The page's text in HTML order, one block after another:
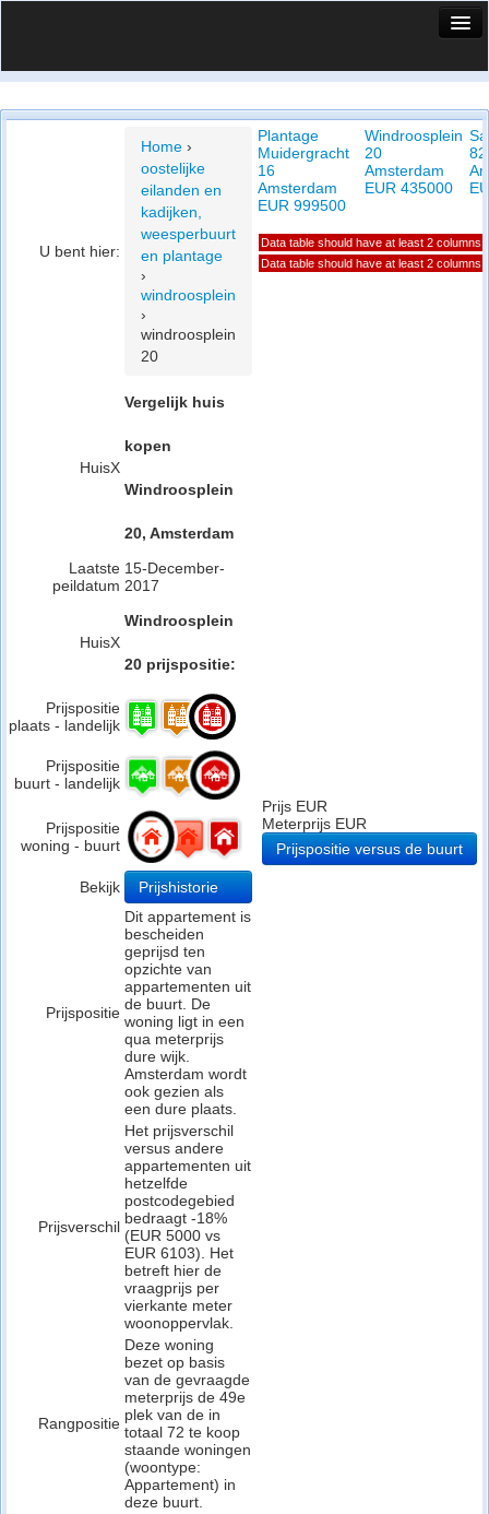
Vergelijk prijsposities - wijk
U bent hier:
Home ›
oostelijke
eilanden en
kadijken,
weesperbuurt
en plantage
›
windroosplein
›
windroosplein
20
HuisX
Vergelijk huis
kopen
Windroosplein
20, Amsterdam
Laatste
peildatum
15-December-
2017
HuisX
Windroosplein
20 prijspositie:
Prijspositie
plaats - landelijk
Prijspositie
buurt - landelijk
Prijspositie
woning - buurt
Bekijk Prijshistorie
Prijspositie
Dit appartement is
bescheiden
geprijsd ten
opzichte van
appartementen uit
de buurt. De
woning ligt in een
qua meterprijs
dure wijk.
Amsterdam wordt
ook gezien als
een dure plaats.
Prijsverschil
Het prijsverschil
versus andere
appartementen uit
hetzelfde
postcodegebied
bedraagt -18%
(EUR 5000 vs
EUR 6103). Het
betreft hier de
vraagprijs per
vierkante meter
woonoppervlak.
Rangpositie
Deze woning
bezet op basis
van de gevraagde
meterprijs de 49e
plek van de in
totaal 72 te koop
staande woningen
(woontype:
Appartement) in
deze buurt.
Plantage
Muidergracht
16
Amsterdam
EUR 999500
Windroosplein
20
Amsterdam
EUR 435000
Data table should have at least 2 columns
Data table should have at least 2 columns
Prijs EUR
Meterprijs EUR
Prijspositie versus de buurt